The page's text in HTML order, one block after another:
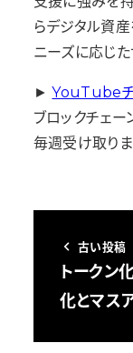
らデジタル資
ニーズに応じた
►YouTubeチ
ブロックチェ
毎週受け取りま
古い投稿
トークン
化とマス